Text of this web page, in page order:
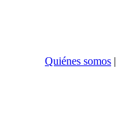
Quiénes somos |